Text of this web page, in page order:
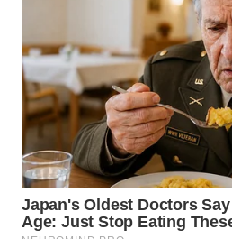
NIAS
WN
LANGKAT
WN
TAPANULI
SELATAN